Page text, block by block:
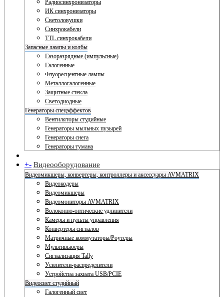
Радиосинхронизаторы
ИК синхронизаторы
Светоловушки
Синхрокабели
TTL синхрокабели
Запасные лампы и колбы
Газоразрядные (импульсные)
Галогенные
Флуоресцентные лампы
Металлогалогенные
Защитные стекла
Светодиодные
Генераторы спецэффектов
Вентиляторы студийные
Генераторы мыльных пузырей
Генераторы снега
Генераторы тумана
+- Видеооборудование
Видеомикшеры, конвертеры, контроллеры и аксессуары AVMATRIX
Видеокодеры
Видеомикшеры
Видеомониторы AVMATRIX
Волоконно-оптические удлинители
Камеры и пульты управления
Конвертеры сигналов
Матричные коммутаторы/Роутеры
Мультивьюеры
Сигнализация Tally
Усилители-распределители
Устройства захвата USB/PCIE
Видеосвет студийный
Галогенный свет